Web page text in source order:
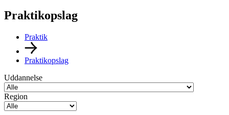
Praktikopslag
Praktik
Praktikopslag
Uddannelse
Region